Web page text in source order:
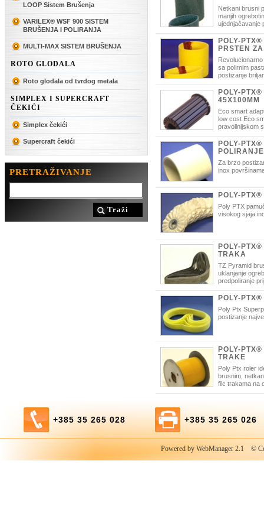
LOOP Sistem Brušenja
VARILEX® WSF 900 SISTEM
BRUŠENJA I POLIRANJA
MULTI-MAX SISTEM BRUŠENJA
ROTO GLODALA
Roto glodala od tvrdog metala
SIMPLEX I SUPERCRAFT
ČEKIĆI
Simplex čekići
Supercraft čekići
PRETRAŽIVANJE
Traži
Netkani brusni
manjih
ujednjačavanje
postizanje mat i satin finiša.
POLY-
PRSTEN
sa polirnim
postizanje
POLY-
45X100MM
Eco smart
low cost Eco
pravolinijskom
POLY-
POLIRANJE
Za brzo
inox
POLY-
Poly PTX
visokog sjaja
POLY-
TRAKA
TZ Pyramid
uklanjanje
predpoliranje
POLY-
Poly Ptx
postizanje
POLY-
TRAKE
Poly Ptx roler
brusnim,
filc trakama na
+385 35 265 028 +385 35 265 026
Powered by WebManager 2.1 ©